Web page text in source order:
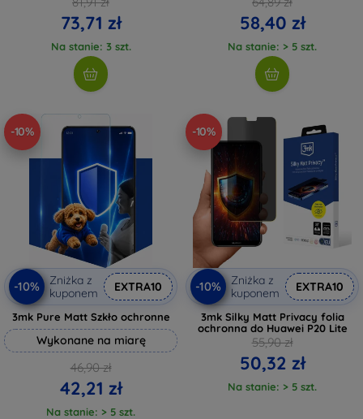
73,71 zł
Na stanie: 3 szt.
58,40 zł
Na stanie: > 5 szt.
-10%
-10%
Zniżka z
kuponem
EXTRA10
3mk Pure Matt Szkło ochronne
Wykonane na miarę
46,90 zł
42,21 zł
Na stanie: > 5 szt.
-10%
-10%
Zniżka z
kuponem
EXTRA10
3mk Silky Matt Privacy folia
ochronna do Huawei P20 Lite
55,90 zł
50,32 zł
Na stanie: > 5 szt.